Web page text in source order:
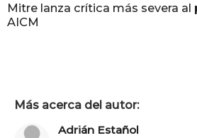
Mitre lanza crítica más severa al
AICM
Más acerca del autor:
Adrián Estañol